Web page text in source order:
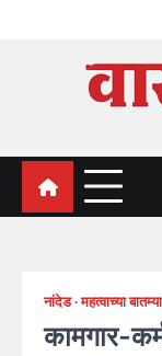
a leading
नांदेड महत्वाच्या बातम्या
कामगार-